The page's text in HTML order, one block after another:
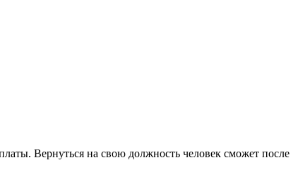
Вернуться на свою должность человек сможет после